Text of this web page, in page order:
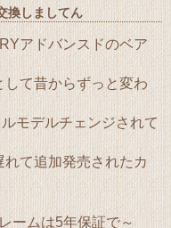
換しましてん
アドバンスドのベア
て昔からずっと変わ
モデルチェンジされて
て追加発売されたカ
ームは5年保証で～